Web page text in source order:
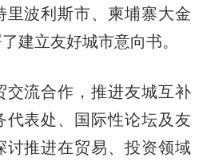
里波利斯市、柬埔寨大金
建立友好城市意向书。
流合作，推进友城互补
代表处、国际性论坛及友
讨推进在贸易、投资领域